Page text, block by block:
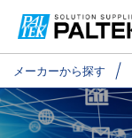
メーカーから探す